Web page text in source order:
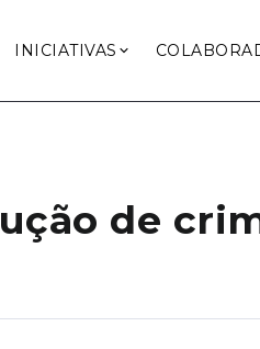
INICIATIVAS
de